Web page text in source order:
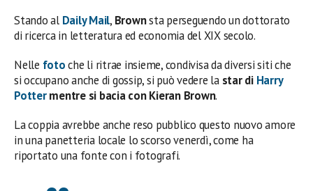
Stando al Daily Mail, Brownsta perseguendo un dottorato
di ricerca in letteratura ed economia del XIX secolo.
Nelle fotoche li ritrae insieme, condivisa da diversi siti che
si occupano anche di gossip, si può vedere la star di Harry
Pottermentre si bacia con Kieran Brown.
La coppia avrebbe anche reso pubblico questo nuovo amore
in una panetteria locale lo scorso venerdì, come ha
riportato una fonte con i fotografi.